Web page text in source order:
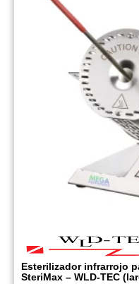
Esterilizador infrarrojo
SteriMax – WLD-TEC